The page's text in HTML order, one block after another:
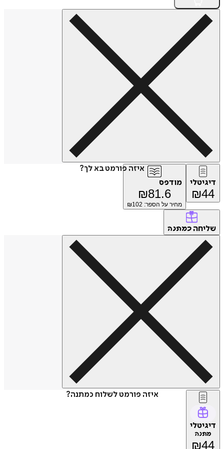
איזה פורמט בא לך?
₪
מודפס
₪81.6
מחיר על הספר: ₪102
כמתנה
איזה פורמט לשלוח כמתנה?
₪